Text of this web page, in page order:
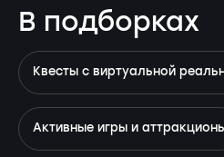
В подборках
Квесты с виртуальной
Активные игры и